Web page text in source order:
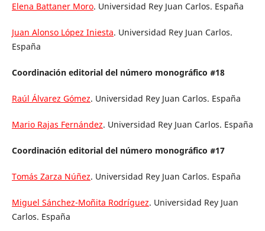
Elena Battaner Moro. Universidad Rey Juan Carlos. España
Juan Alonso López Iniesta. Universidad Rey Juan Carlos.
España
Coordinación editorial del número monográfico #18
Raúl Álvarez Gómez. Universidad Rey Juan Carlos. España
Mario Rajas Fernández. Universidad Rey Juan Carlos. España
Coordinación editorial del número monográfico #17
Tomás Zarza Núñez. Universidad Rey Juan Carlos. España
Miguel Sánchez-Moñita Rodríguez. Universidad Rey Juan
Carlos. España